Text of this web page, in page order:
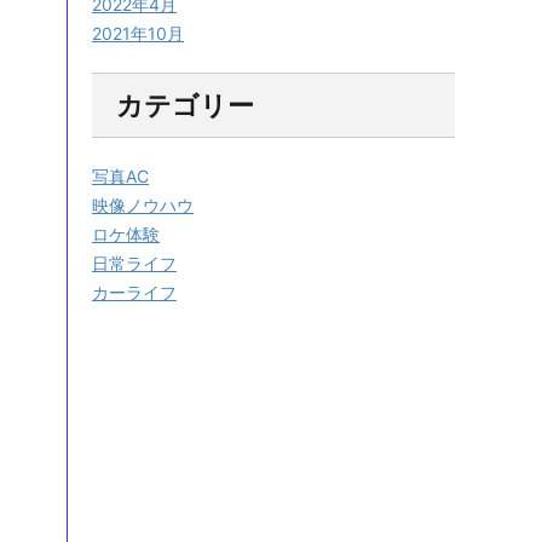
2021年10月
カテゴリー
写真AC
映像ノウハウ
ロケ体験
日常ライフ
カーライフ